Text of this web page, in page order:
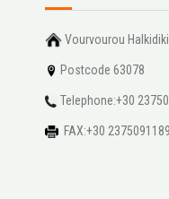
Vourvourou Halkidiki
Postcode 63078
Telephone:+30
FAX:+30 2375091189